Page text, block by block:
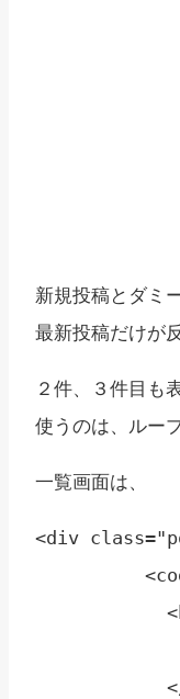
新規投稿とダミ
最新投稿だけが
２件、３件目も
使うのは、ルー
一覧画面は、
<div